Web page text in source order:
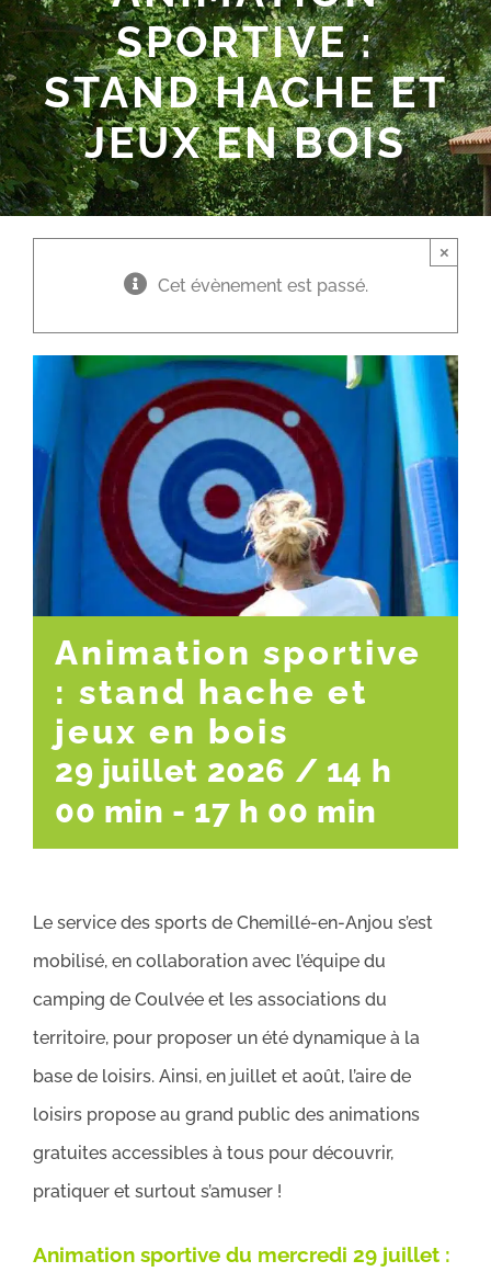
SPORTIVE :
STAND HACHE ET
JEUX EN BOIS
Cet évènement est passé.
×
Animation sportive
: stand hache et
jeux en bois
29 juillet 2026 / 14 h
00 min - 17 h 00 min
Le service des sports de Chemillé-en-Anjou s’est
mobilisé, en collaboration avec l’équipe du
camping de Coulvée et les associations du
territoire, pour proposer un été dynamique à la
base de loisirs. Ainsi, en juillet et août, l’aire de
loisirs propose au grand public des animations
gratuites accessibles à tous pour découvrir,
pratiquer et surtout s’amuser !
Animation sportive du mercredi 29 juillet :